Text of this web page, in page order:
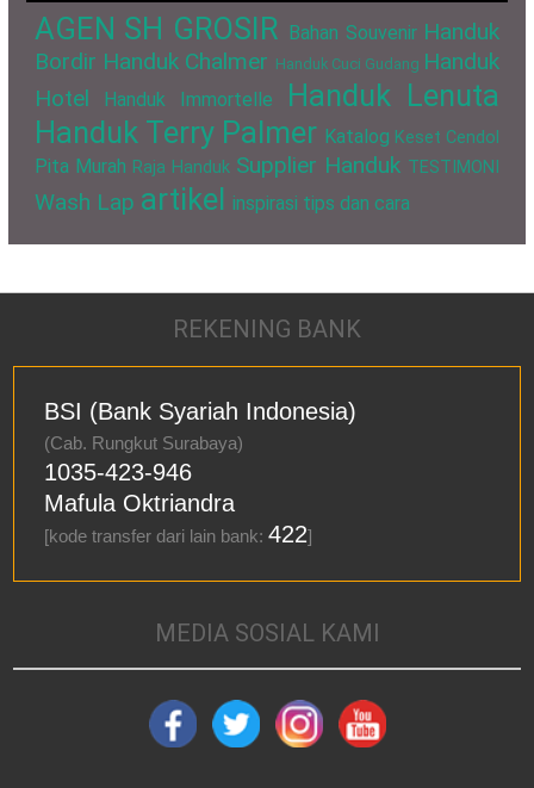
AGEN SH GROSIR Bahan Souvenir Handuk
Bordir Handuk Chalmer Handuk Cuci Gudang Handuk
Hotel
Handuk Immortelle
Handuk Lenuta
Handuk Terry Palmer Katalog Keset Cendol
Pita Murah Raja Handuk Supplier Handuk TESTIMONI
Wash Lap artikel inspirasi tips dan cara
REKENING BANK
BSI (Bank Syariah Indonesia)
(Cab. Rungkut Surabaya)
1035-423-946
Mafula Oktriandra
[kode transfer dari lain bank:422]
MEDIA SOSIAL KAMI